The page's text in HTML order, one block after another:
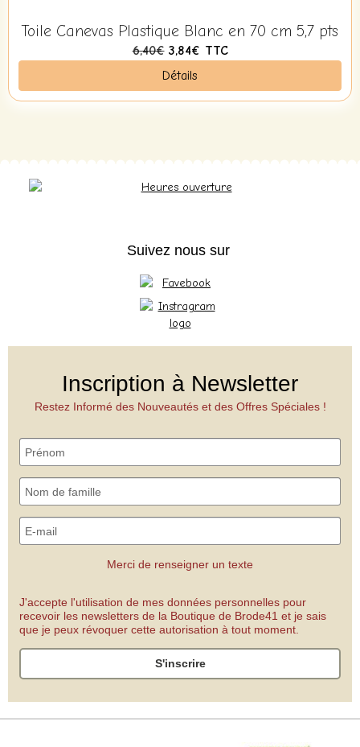
Toile Canevas Plastique Blanc en 70 cm 5,7 pts
6,40€ 3,84€ TTC
Détails
Suivez nous sur
Inscription à Newsletter
Restez Informé des Nouveautés et des Offres Spéciales !
Merci de renseigner un texte
J'accepte l'utilisation de mes données personnelles pour
recevoir les newsletters de la Boutique de Brode41 et je sais
que je peux révoquer cette autorisation à tout moment.
S'inscrire